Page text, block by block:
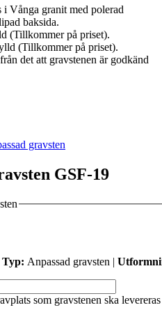
Vånga granit med polerad
baksida.
(Tillkommer på priset).
(Tillkommer på priset).
det att gravstenen är godkänd
gravsten
GSF-19
Typ: Anpassad gravsten |
som gravstenen ska